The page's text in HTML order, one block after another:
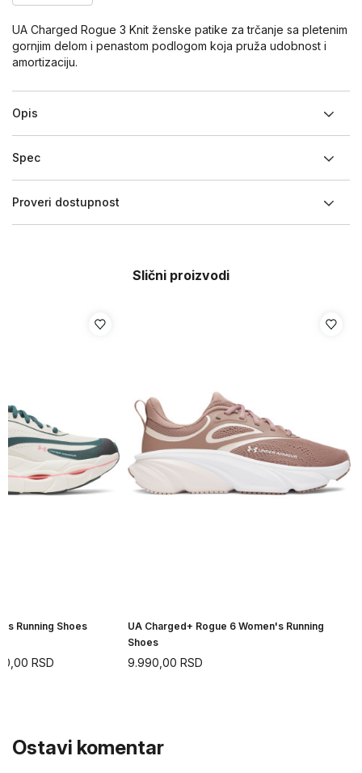
UA Charged Rogue 3 Knit ženske patike za trčanje sa pletenim
gornjim delom i penastom podlogom koja pruža udobnost i
amortizaciju.
Opis
Spec
Proveri dostupnost
Slični proizvodi
Running Shoes
RSD
UA Charged+ Rogue 6 Women's Running
Shoes
9.990,00 RSD
Ostavi komentar